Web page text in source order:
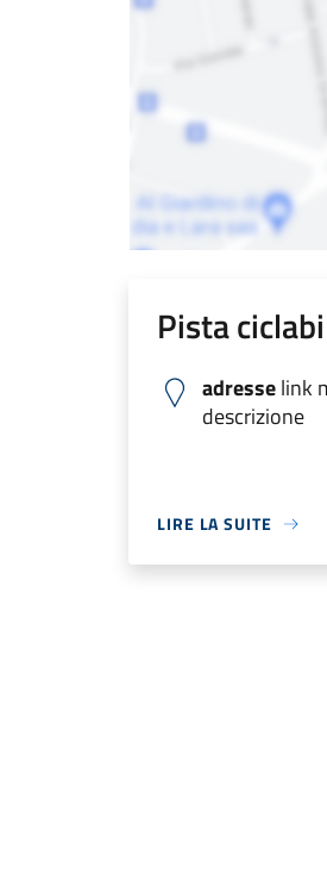
Pista
adresselink
descrizione
LIRE LA SUITE